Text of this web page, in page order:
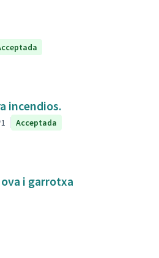
incendios.
1 Acceptada
i garrotxa